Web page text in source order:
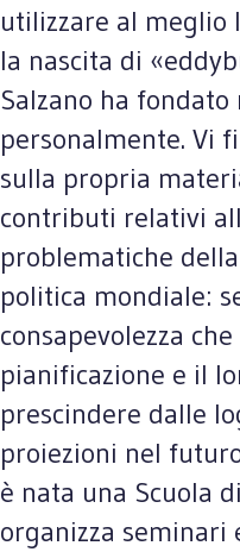
utilizzare al meglio
la nascita di
Salzano ha
personalmente. Vi
sulla propria
contributi relativi
problematiche
politica mondiale:
consapevolezza
pianificazione e il
prescindere dalle
proiezioni nel
è nata una Scuola
organizza seminari